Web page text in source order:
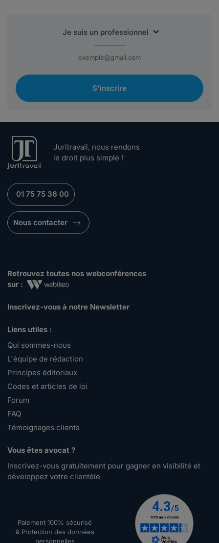
S'inscrire
Juritravail, nous rendons
le droit plus simple !
01 75 75 36 00
Nous contacter
Retrouvez toutes nos webconférences
sur :
Inscrivez-vous à notre Newsletter
Liens utiles :
Qui sommes-nous
L'équipe de rédaction
Principes éditoriaux
Codes et articles de loi
Forum
FAQ
Témoignages clients
Vous êtes avocat ?
Inscrivez-vous gratuitement pour gagner en visibilité et
développez votre clientèle
Paiement 100% sécurisé
& Protection des données
personnelles